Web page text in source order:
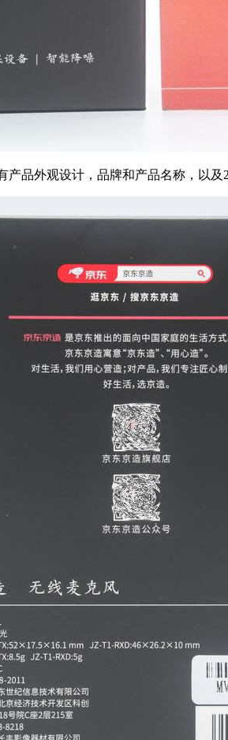
品外观设计，品牌和产品名称，以